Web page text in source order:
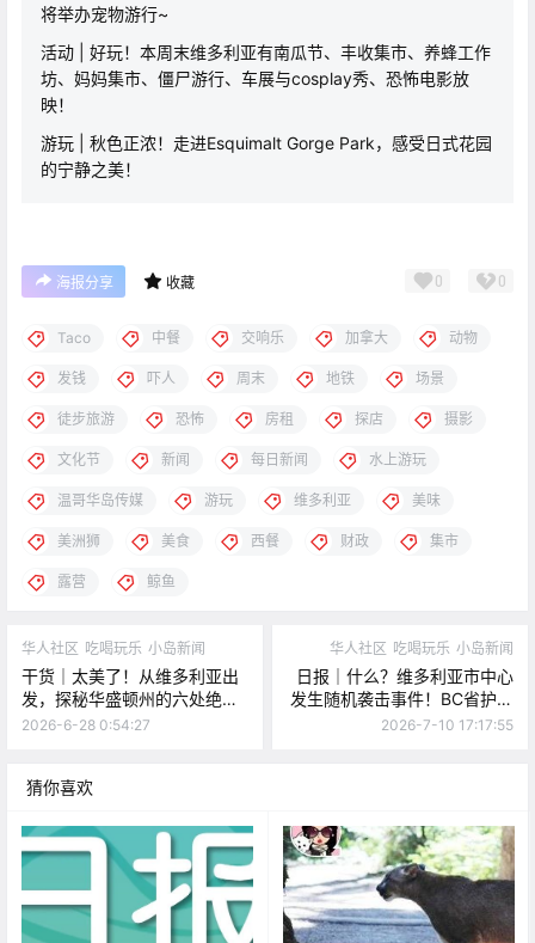
将举办宠物游行~
活动 | 好玩！本周末维多利亚有南瓜节、丰收集市、养蜂工作
坊、妈妈集市、僵尸游行、车展与cosplay秀、恐怖电影放
映！
游玩 | 秋色正浓！走进Esquimalt Gorge Park，感受日式花园
的宁静之美！
海报分享 收藏 0 0
Taco 中餐 交响乐 加拿大 动物
发钱 吓人 周末 地铁 场景
徒步旅游 恐怖 房租 探店 摄影
文化节 新闻 每日新闻 水上游玩
温哥华岛传媒 游玩 维多利亚 美味
美洲狮 美食 西餐 财政 集市
露营 鲸鱼
华人社区 吃喝玩乐 小岛新闻
干货｜太美了！从维多利亚出
发，探秘华盛顿州的六处绝美
风景！
2026-6-28 0:54:27
华人社区 吃喝玩乐 小岛新闻
日报｜什么？维多利亚市中心
发生随机袭击事件！BC省护士
抗议升级并投诉雇主恐吓！
2026-7-10 17:17:55
猜你喜欢